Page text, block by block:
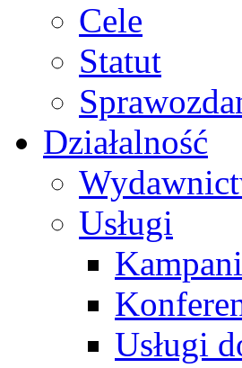
Cele
Statut
Działalność
Usługi
Usługi